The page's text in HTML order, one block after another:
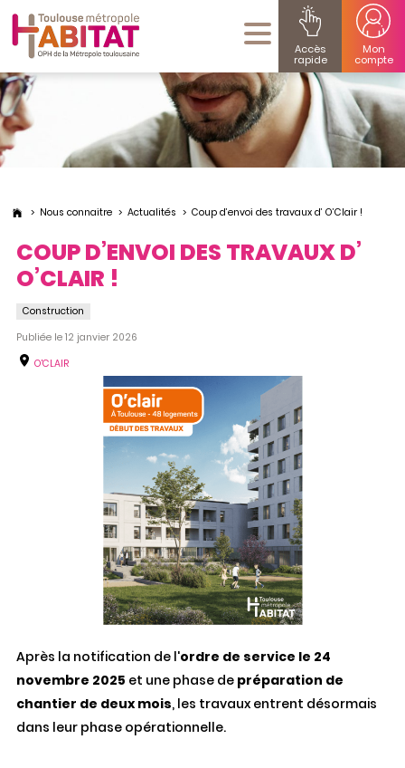
Accès
rapide
Mon
compte
Nous connaitre Actualités Coup d’envoi des travaux d’ O’Clair !
COUP D’ENVOI DES TRAVAUX D’
O’CLAIR !
Construction
Publiée le 12 janvier 2026
O'CLAIR
Après la notification de l'ordre de service le 24
novembre 2025 et une phase de préparation de
chantier de deux mois, les travaux entrent désormais
dans leur phase opérationnelle.